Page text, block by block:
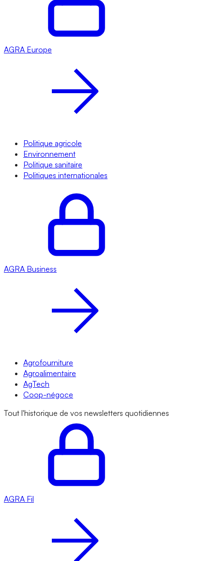
AGRA Europe
Politique agricole
Environnement
Politique sanitaire
Politiques internationales
AGRA Business
Agrofourniture
Agroalimentaire
AgTech
Coop-négoce
Tout l'historique de vos newsletters quotidiennes
AGRA Fil